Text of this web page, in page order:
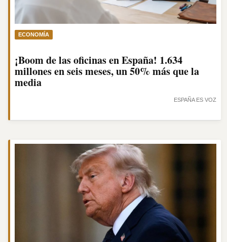
ECONOMÍA
ESPAÑA ES VOZ
¡Boom de las oficinas en España! 1.634
millones en seis meses, un 50% más que la
media